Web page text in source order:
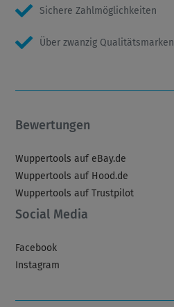
Sichere Zahlmöglichkeiten
Über zwanzig Qualitätsmarken
Bewertungen
Wuppertools auf eBay.de
Wuppertools auf Hood.de
Wuppertools auf Trustpilot
Social Media
Facebook
Instagram